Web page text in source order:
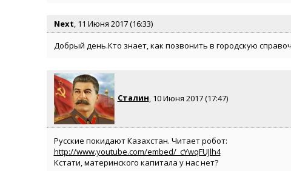
Next, 11 Июня 2017 (16:33)
Добрый день.Кто знает, как позвонить в городскую
Сталин , 10 Июня 2017 (17:47)
Русские покидают Казахстан. Читает робот:
http://www.youtube.com/embed/_cYwqFUJlh4
Кстати, материнского капитала у нас нет?